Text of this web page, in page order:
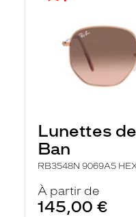
Lunettes
Ban
RB3548N 9069A5
À partir de
145,00 €